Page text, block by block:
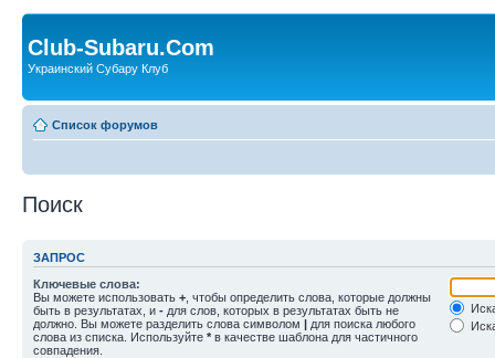
Club-Subaru.Com
Украинский Субару Клуб
Список форумов
Поиск
ЗАПРОС
Ключевые слова:
Вы можете использовать + , чтобы определить слова, которые должны
быть в результатах, и - для слов, которых в результатах быть не
должно. Вы можете разделить слова символом | для поиска любого
слова из списка. Используйте * в качестве шаблона для частичного
совпадения.